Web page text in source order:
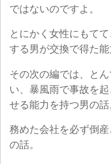
ではないのですよ。
とにかく女性にもて
する男が交換で得た能
その次の編では、と
い、暴風雨で事故を
せる能力を持つ男の話
務めた会社を必ず倒
の話。